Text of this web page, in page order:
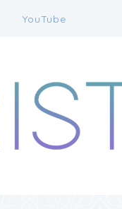
YouTube